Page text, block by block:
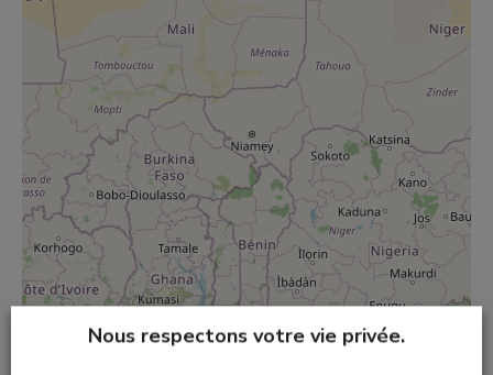
Nous respectons votre vie privée.